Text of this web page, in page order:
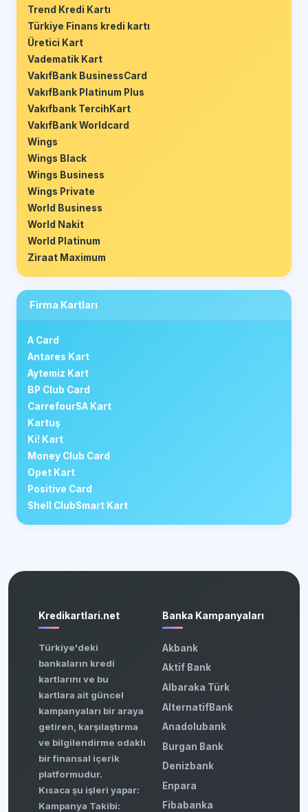
Trend Kredi Kartı
Türkiye Finans kredi kartı
Üretici Kart
Vadematik Kart
VakıfBank BusinessCard
VakıfBank Platinum Plus
Vakıfbank TercihKart
VakıfBank Worldcard
Wings
Wings Black
Wings Business
Wings Private
World Business
World Nakit
World Platinum
Ziraat Maximum
Firma Kartları
A Card
Antares Kart
Aytemiz Kart
BP Club Card
CarrefourSA Kart
Kartuş
Ki! Kart
Money Club Card
Opet Kart
Positive Card
Shell ClubSmart Kart
Kredikartlari.net
Türkiye'deki
bankaların kredi
kartlarını ve bu
kartlara ait güncel
kampanyaları bir araya
getiren, karşılaştırma
ve bilgilendirme odaklı
bir finansal içerik
platformudur.
Kısaca şu işleri yapar:
Kampanya Takibi:
Banka Kampanyaları
Akbank
Aktif Bank
Albaraka Türk
AlternatifBank
Anadolubank
Burgan Bank
Denizbank
Enpara
Fibabanka